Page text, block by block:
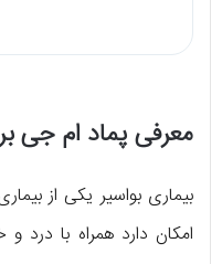
معرفی پماد ام جی
بیماری بواسیر یکی از
امکان دارد همراه با درد